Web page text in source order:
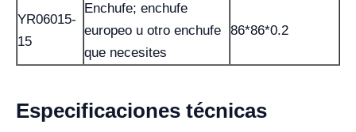
YR06015-
15
Enchufe; enchufe
europeo u otro enchufe
que necesites
86*86*0.2
Especificaciones técnicas